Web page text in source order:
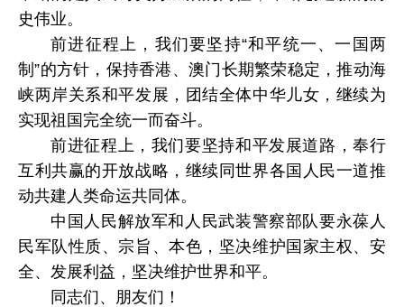
史伟业。
前进征程上，我们要坚持“和平统一、一国两
制”的方针，保持香港、澳门长期繁荣稳定，推动海
峡两岸关系和平发展，团结全体中华儿女，继续为
实现祖国完全统一而奋斗。
前进征程上，我们要坚持和平发展道路，奉行
互利共赢的开放战略，继续同世界各国人民一道推
动共建人类命运共同体。
中国人民解放军和人民武装警察部队要永葆人
民军队性质、宗旨、本色，坚决维护国家主权、安
全、发展利益，坚决维护世界和平。
同志们、朋友们！